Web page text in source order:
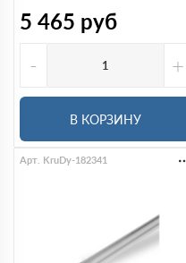
5 465 руб
-
+
В КОРЗИНУ
Арт. KruDy-182341